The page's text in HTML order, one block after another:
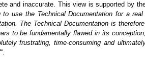
and inaccurate. This view is supported by
to use the Technical Documentation for a
The Technical Documentation is
to be fundamentally flawed in its
frustrating, time-consuming and
“.